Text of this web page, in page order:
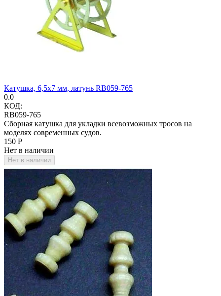
Катушка, 6,5х7 мм, латунь RB059-765
0.0
КОД:
RB059-765
Сборная катушка для укладки всевозможных тросов на
моделях современных судов.
‍150‍ Р
Нет в наличии
Нет в наличии